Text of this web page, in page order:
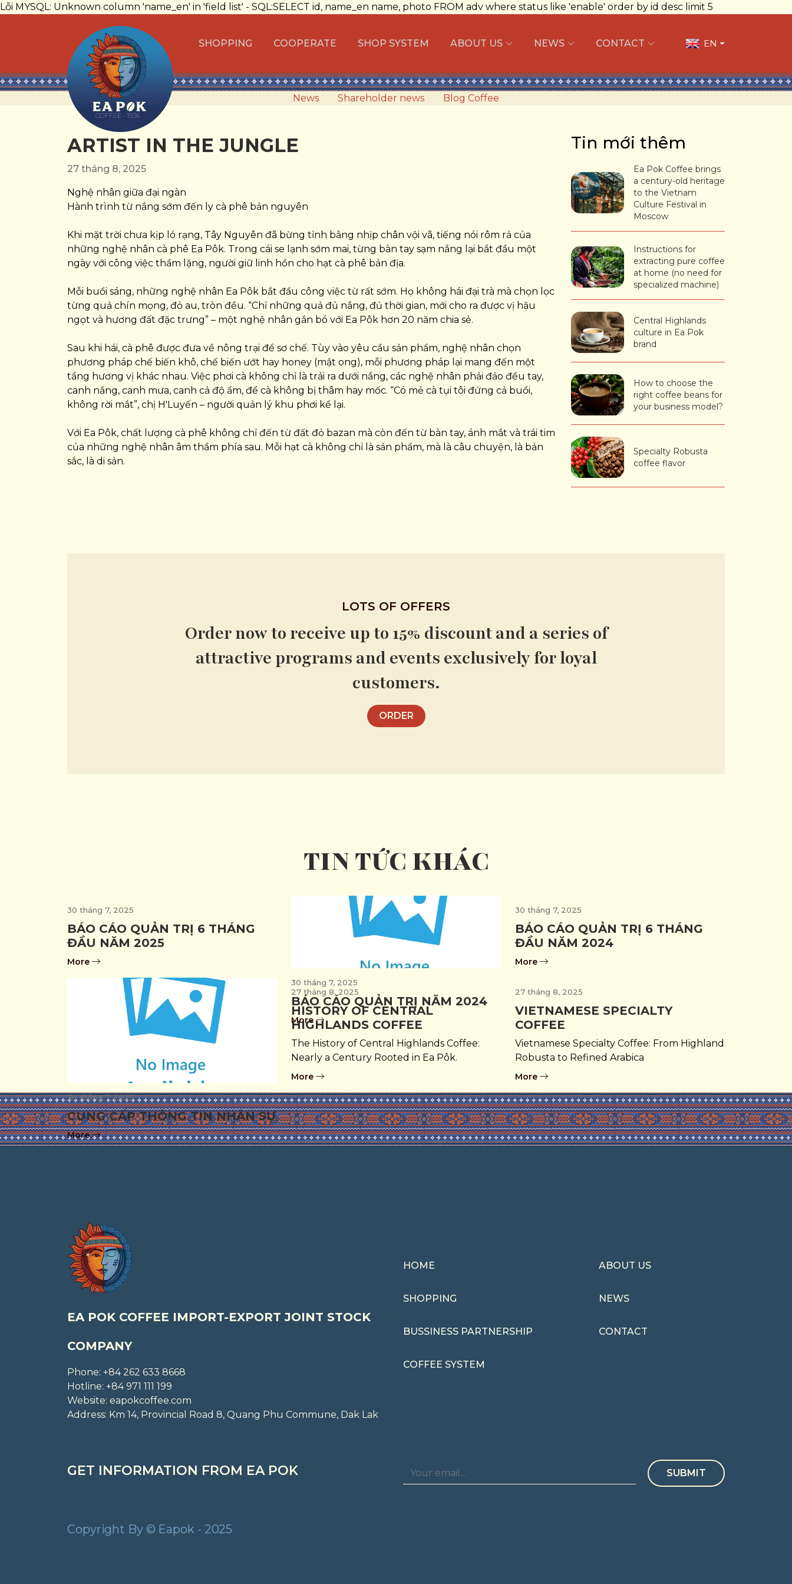
Lỗi MYSQL: Unknown column 'name_en' in 'field list' - SQL:SELECT id, name_en name, photo FROM adv where status like 'enable' order by id desc limit 5
SHOPPING COOPERATE SHOP SYSTEM ABOUT US NEWS CONTACT EN
News Shareholder news Blog Coffee
ARTIST IN THE JUNGLE
27 tháng 8, 2025
Nghệ nhân giữa đại ngàn
Hành trình từ nắng sớm đến ly cà phê bản nguyên
Khi mặt trời chưa kịp ló rạng, Tây Nguyên đã bừng tỉnh bằng nhịp chân vội vã, tiếng nói rôm rả của
những nghệ nhân cà phê Ea Pôk. Trong cái se lạnh sớm mai, từng bàn tay sạm nắng lại bắt đầu một
ngày với công việc thầm lặng, người giữ linh hồn cho hạt cà phê bản địa.
Mỗi buổi sáng, những nghệ nhân Ea Pôk bắt đầu công việc từ rất sớm. Họ không hái đại trà mà chọn lọc
từng quả chín mọng, đỏ au, tròn đều. “Chỉ những quả đủ nắng, đủ thời gian, mới cho ra được vị hậu
ngọt và hương đất đặc trưng” – một nghệ nhân gắn bó với Ea Pôk hơn 20 năm chia sẻ.
Sau khi hái, cà phê được đưa về nông trại để sơ chế. Tùy vào yêu cầu sản phẩm, nghệ nhân chọn
phương pháp chế biến khô, chế biến ướt hay honey (mật ong), mỗi phương pháp lại mang đến một
tầng hương vị khác nhau. Việc phơi cà không chỉ là trải ra dưới nắng, các nghệ nhân phải đảo đều tay,
canh nắng, canh mưa, canh cả độ ẩm, để cà không bị thâm hay mốc. “Có mẻ cà tụi tôi đứng cả buổi,
không rời mắt”, chị H'Luyến – người quản lý khu phơi kể lại.
Với Ea Pôk, chất lượng cà phê không chỉ đến từ đất đỏ bazan mà còn đến từ bàn tay, ánh mắt và trái tim
của những nghệ nhân âm thầm phía sau. Mỗi hạt cà không chỉ là sản phẩm, mà là câu chuyện, là bản
sắc, là di sản.
Tin mới thêm
Ea Pok Coffee brings
a century-old heritage
to the Vietnam
Culture Festival in
Moscow
Instructions for
extracting pure coffee
at home (no need for
specialized machine)
Central Highlands
culture in Ea Pok
brand
How to choose the
right coffee beans for
your business model?
Specialty Robusta
coffee flavor
LOTS OF OFFERS
Order now to receive up to 15% discount and a series of
attractive programs and events exclusively for loyal
customers.
ORDER
TIN TỨC KHÁC
30 tháng 7, 2025
BÁO CÁO QUẢN TRỊ 6 THÁNG
ĐẦU NĂM 2025
More
30 tháng 7, 2025
BÁO CÁO QUẢN TRỊ NĂM 2024
More
30 tháng 7, 2025
BÁO CÁO QUẢN TRỊ 6 THÁNG
ĐẦU NĂM 2024
More
30 tháng 7, 2025
CUNG CẤP THÔNG TIN NHÂN SỰ
More
27 tháng 8, 2025
HISTORY OF CENTRAL
HIGHLANDS COFFEE
The History of Central Highlands Coffee:
Nearly a Century Rooted in Ea Pôk.
More
27 tháng 8, 2025
VIETNAMESE SPECIALTY
COFFEE
Vietnamese Specialty Coffee: From Highland
Robusta to Refined Arabica
More
EA POK COFFEE IMPORT-EXPORT JOINT STOCK
COMPANY
Phone: +84 262 633 8668
Hotline: +84 971 111 199
Website: eapokcoffee.com
Address: Km 14, Provincial Road 8, Quang Phu Commune, Dak Lak
HOME ABOUT US
SHOPPING NEWS
BUSSINESS PARTNERSHIP CONTACT
COFFEE SYSTEM
GET INFORMATION FROM EA POK SUBMIT
Copyright By © Eapok - 2025